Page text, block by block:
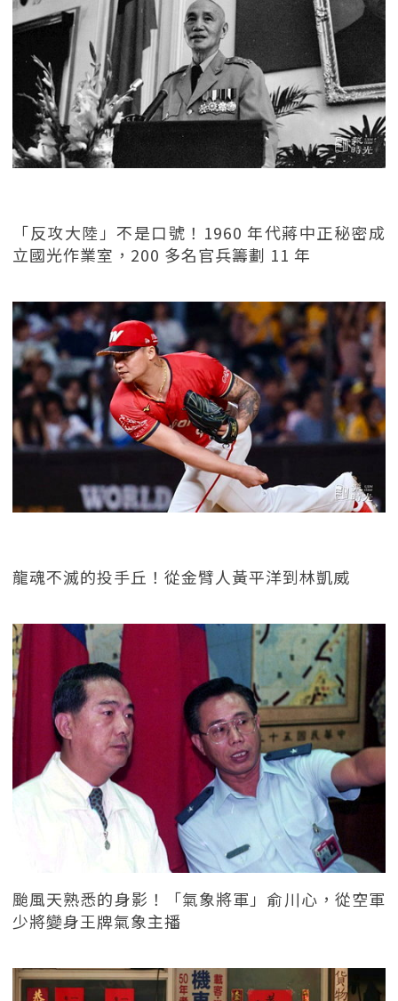
「反攻大陸」不是口號！1960 年代蔣中正秘密成
立國光作業室，200 多名官兵籌劃 11 年
龍魂不滅的投手丘！從金臂人黃平洋到林凱威
颱風天熟悉的身影！「氣象將軍」俞川心，從空軍
少將變身王牌氣象主播